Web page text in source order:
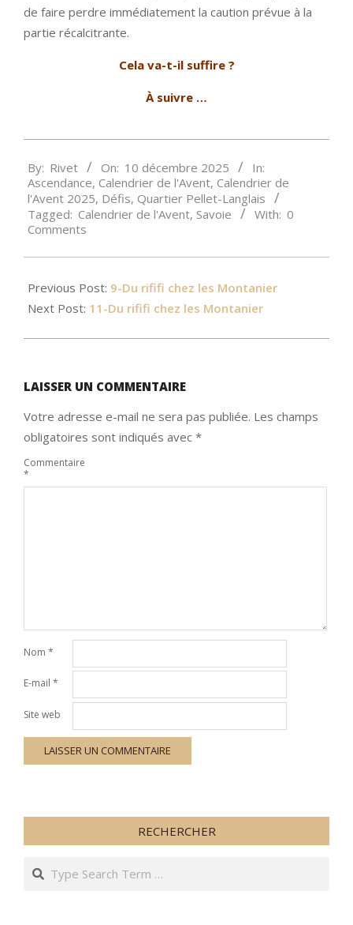
de faire perdre immédiatement la caution prévue à la
partie récalcitrante.
Cela va-t-il suffire ?
À suivre …
12-
10
By: Rivet On: 10 décembre 2025
In:
Ascendance, Calendrier de l'Avent, Calendrier de
l'Avent 2025, Défis, Quartier Pellet-Langlais
Tagged: Calendrier de l'Avent, Savoie With: 0
Comments
Previous Post: 9-Du rififi chez les Montanier
Next Post: 11-Du rififi chez les Montanier
LAISSER UN COMMENTAIRE
Votre adresse e-mail ne sera pas publiée. Les champs
obligatoires sont indiqués avec *
Commentaire
*
Nom *
E-mail *
Site web
RECHERCHER
Search